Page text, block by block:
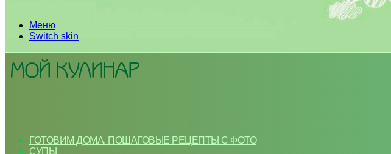
Меню
Switch skin
ГОТОВИМ ДОМА. ПОШАГОВЫЕ РЕЦЕПТЫ С ФОТО
СУПЫ